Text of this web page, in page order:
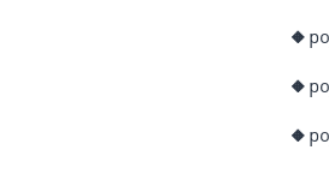
🔸
🔸
🔸